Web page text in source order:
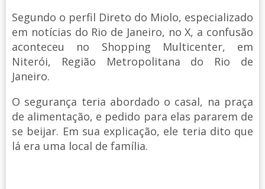
Segundo o perfil Direto do Miolo, especializado
em notícias do Rio de Janeiro, no X, a confusão
aconteceu no Shopping Multicenter, em
Niterói, Região Metropolitana do Rio de
Janeiro.
O segurança teria abordado o casal, na praça
de alimentação, e pedido para elas pararem de
se beijar. Em sua explicação, ele teria dito que
lá era uma local de família.